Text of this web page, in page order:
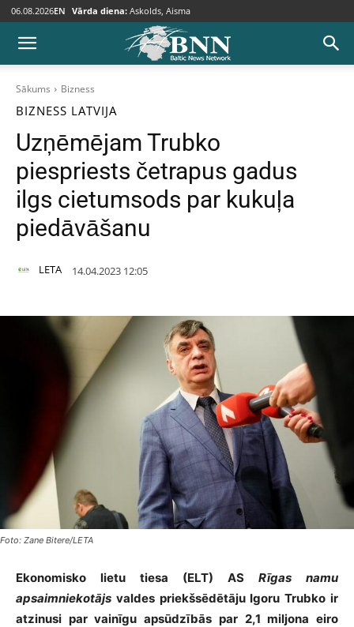
06.08.2026EN Vārda diena: Askolds, Aisma
Sākums Bizness
BIZNESS LATVIJA
Uzņēmējam Trubko
piespriests četrapus gadus
ilgs cietumsods par kukuļa
piedāvāšanu
LETA 14.04.2023 12:05
Foto: Zane Bitere/LETA
Ekonomisko lietu tiesa (ELT) AS Rīgas namu
apsaimniekotājs valdes priekšsēdētāju Igoru Trubko ir
atzinusi par vainīgu apsūdzībās par 2,1 miljona eiro